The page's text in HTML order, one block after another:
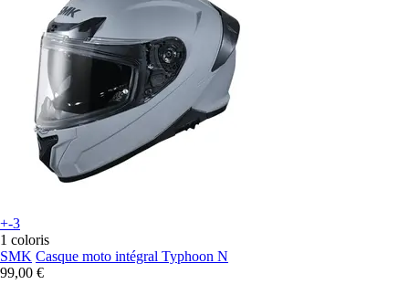
+-3
1 coloris
SMK Casque moto intégral Typhoon N
99,00 €